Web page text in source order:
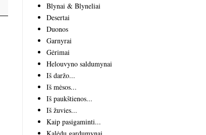
Blynai & Blyneliai
Desertai
Duonos
Garnyrai
Gėrimai
Helouvyno saldumynai
Iš daržo...
Iš mėsos...
Iš paukštienos...
Iš žuvies...
Kaip pasigaminti...